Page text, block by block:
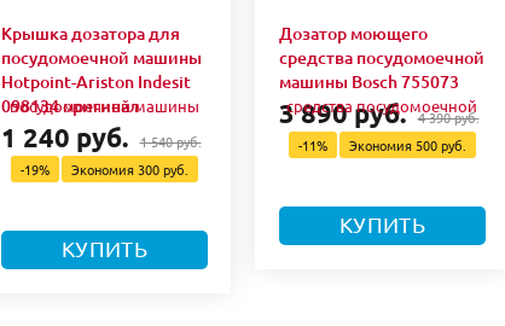
Крышка дозатора для
посудомоечной машины
Hotpoint-Ariston Indesit
098134 оригинал
1 240 руб. 1 540 руб.
-19%
Экономия 300 руб.
КУПИТЬ
Дозатор моющего
средства посудомоечной
машины Bosch 755073
3 890 руб. 4 390 руб.
-11%
Экономия 500 руб.
КУПИТЬ